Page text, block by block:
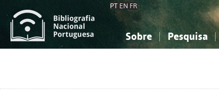
PT EN FR
Sobre Pesquisa